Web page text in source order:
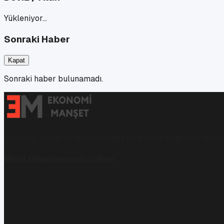
Yükleniyor…
Sonraki Haber
Kapat
Sonraki haber bulunamadı.